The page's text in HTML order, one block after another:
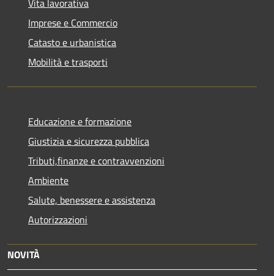
Vita lavorativa
Imprese e Commercio
Catasto e urbanistica
Mobilità e trasporti
Educazione e formazione
Giustizia e sicurezza pubblica
Tributi,finanze e contravvenzioni
Ambiente
Salute, benessere e assistenza
Autorizzazioni
NOVITÀ